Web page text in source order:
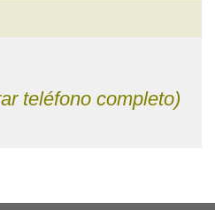
teléfono completo)